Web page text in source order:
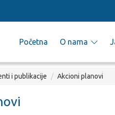
Početna O nama
i publikacije Akcioni planovi